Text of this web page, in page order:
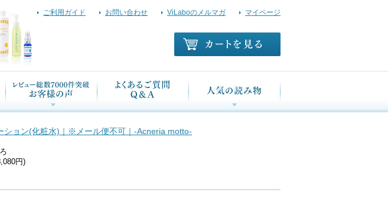
ご利用ガイド お問い合わせ ViLaboのメルマガ マイページ
ション(化粧水)｜※メール便不可｜-Acneria motto-
円)